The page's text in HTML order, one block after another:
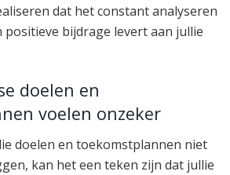
dat het constant analyseren
positieve bijdrage levert aan jullie
doelen en
voelen onzeker
doelen en toekomstplannen niet
kan het een teken zijn dat jullie